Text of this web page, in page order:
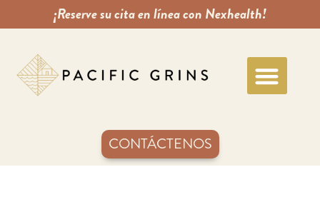
¡Reserve su cita en línea con Nexhealth!
CONTÁCTENOS